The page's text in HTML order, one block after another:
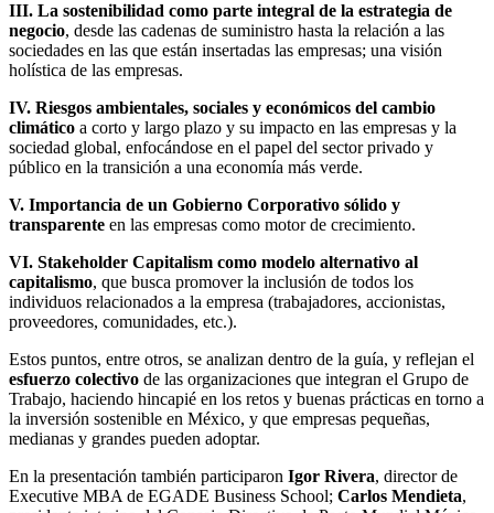
III. La sostenibilidad como parte integral de la estrategia de
negocio, desde las cadenas de suministro hasta la relación a las
sociedades en las que están insertadas las empresas; una visión
holística de las empresas.
IV. Riesgos ambientales, sociales y económicos del cambio
climático a corto y largo plazo y su impacto en las empresas y la
sociedad global, enfocándose en el papel del sector privado y
público en la transición a una economía más verde.
V. Importancia de un Gobierno Corporativo sólido y
transparente en las empresas como motor de crecimiento.
VI. Stakeholder Capitalism como modelo alternativo al
capitalismo, que busca promover la inclusión de todos los
individuos relacionados a la empresa (trabajadores, accionistas,
proveedores, comunidades, etc.).
Estos puntos, entre otros, se analizan dentro de la guía, y reflejan el
esfuerzo colectivo de las organizaciones que integran el Grupo de
Trabajo, haciendo hincapié en los retos y buenas prácticas en torno a
la inversión sostenible en México, y que empresas pequeñas,
medianas y grandes pueden adoptar.
En la presentación también participaron Igor Rivera, director de
Executive MBA de EGADE Business School; Carlos Mendieta,